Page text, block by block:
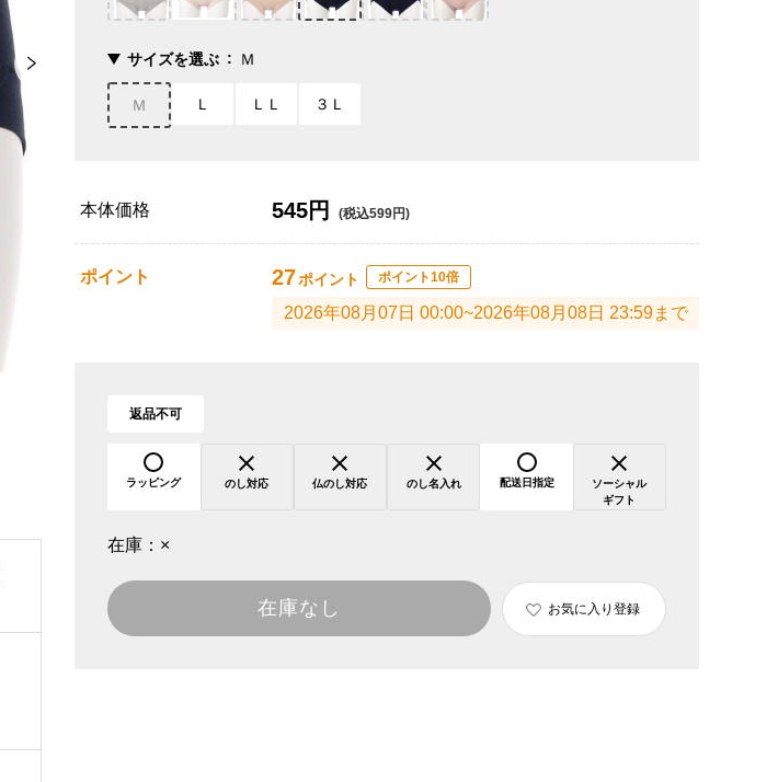
サイズを選ぶ Ｍ
Ｍ Ｌ ＬＬ ３Ｌ
本体価格 545円 (税込599円)
ポイント 27ポイント ポイント10倍
2026年08月07日 00:00~2026年08月08日 23:59まで
返品不可
ラッピング のし対応 仏のし対応 のし名入れ 配送日指定
ソーシャル
ギフト
在庫： ×
在庫なし お気に入り登録